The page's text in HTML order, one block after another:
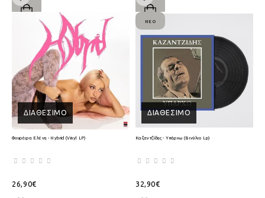
ΔΙΑΘΈΣΙΜΟ
Φουρέιρα Ελένη - Hybrid (Vinyl LP)
26,90€
ΔΙΑΘΈΣΙΜΟ
ΝΈΟ
Καζαντζίδης - Υπάρχω (Βινύλιο Lp)
32,90€